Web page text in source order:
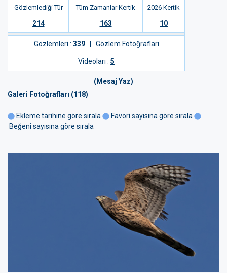
Gözlemlediği Tür Tüm Zamanlar Kertik 2026 Kertik
214 163 10
Gözlemleri : 339| Gözlem Fotoğrafları
Videoları : 5
(Mesaj Yaz)
Galeri Fotoğrafları (118)
Ekleme tarihine göre sırala
Favori sayısına göre sırala
Beğeni sayısına göre sırala